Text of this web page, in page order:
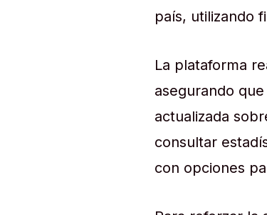
país, utilizando
La plataforma
asegurando
actualizada
consultar
con opciones